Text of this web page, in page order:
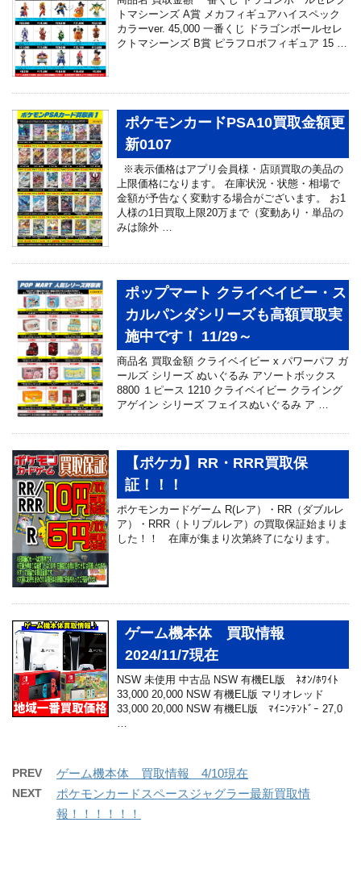
トマシーンズ A賞 メカフィギュアハイスペック
カラーver. 45,000 一番くじ ドラゴンボールセレ
クトマシーンズ B賞 ピラフロボフィギュア 15 …
ポケモンカードPSA10買取金額更
新0107
※表示価格はアプリ会員様・店頭買取の美品の
上限価格になります。 在庫状況・状態・相場で
金額が予告なく変動する場合がございます。 お1
人様の1日買取上限20万まで（変動あり・単品の
みは除外 …
ポップマート クライベイビー・ス
カルパンダシリーズも高額買取実
施中です！ 11/29～
商品名 買取金額 クライベイビー x パワーパフ ガ
ールズ シリーズ ぬいぐるみ アソートボックス
8800 １ピース 1210 クライベイビー クライング
アゲイン シリーズ フェイスぬいぐるみ ア …
【ポケカ】RR・RRR買取保
証！！！
ポケモンカードゲーム R(レア）・RR（ダブルレ
ア）・RRR（トリプルレア）の買取保証始まりま
した！！ 在庫が集まり次第終了になります。
ゲーム機本体 買取情報
2024/11/7現在
NSW 未使用 中古品 NSW 有機EL版 ﾈｵﾝ/ﾎﾜｲﾄ
33,000 20,000 NSW 有機EL版 マリオレッド
33,000 20,000 NSW 有機EL版 ﾏｲﾆﾝﾃﾝﾄﾞｰ 27,0
PREV ゲーム機本体 買取情報 4/10現在
NEXT
ポケモンカードスペースジャグラー最新買取情
報！！！！！！